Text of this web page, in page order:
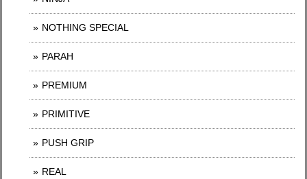
NOTHING SPECIAL
PARAH
PREMIUM
PRIMITIVE
PUSH GRIP
REAL